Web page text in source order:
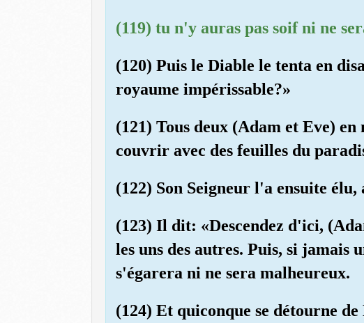
(119) tu n'y auras pas soif ni ne
(120) Puis le Diable le tenta en
royaume impérissable?»
(121) Tous deux (Adam et Eve)
couvrir avec des feuilles du
(122) Son Seigneur l'a ensuite
(123) Il dit: «Descendez d'ici,
les uns des autres. Puis, si
s'égarera ni ne sera malheureux.
(124) Et quiconque se détourne